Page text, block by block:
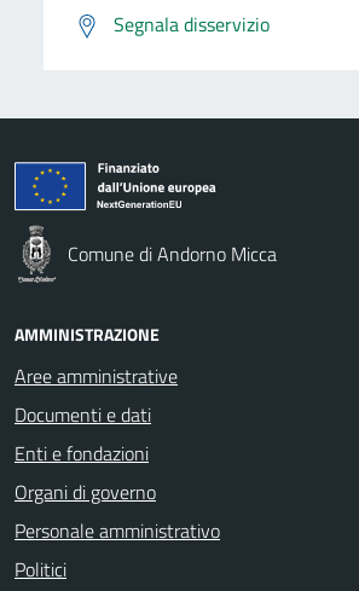
Segnala disservizio
Comune di Andorno Micca
AMMINISTRAZIONE
Aree amministrative
Documenti e dati
Enti e fondazioni
Organi di governo
Personale amministrativo
Politici